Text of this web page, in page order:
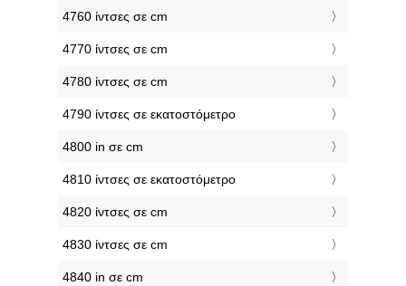
4760 ίντσες σε cm
4770 ίντσες σε cm
4780 ίντσες σε cm
4790 ίντσες σε εκατοστόμετρο
4800 in σε cm
4810 ίντσες σε εκατοστόμετρο
4820 ίντσες σε cm
4830 ίντσες σε cm
4840 in σε cm